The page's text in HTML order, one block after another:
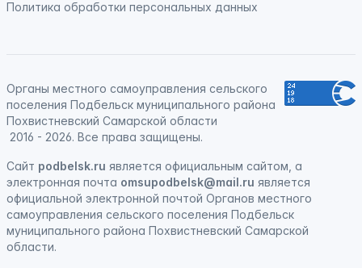
Политика обработки персональных данных
Органы местного самоуправления сельского
поселения Подбельск муниципального района
Похвистневский Самарской области
2016 - 2026. Все права защищены.
Сайт podbelsk.ru является официальным сайтом, а
электронная почта omsupodbelsk@mail.ru является
официальной электронной почтой Органов местного
самоуправления сельского поселения Подбельск
муниципального района Похвистневский Самарской
области.